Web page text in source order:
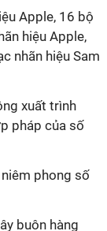
Apple, 16 bộ
hiệu Apple,
nhãn hiệu Sam
xuất trình
pháp của số
phong số
buôn hàng